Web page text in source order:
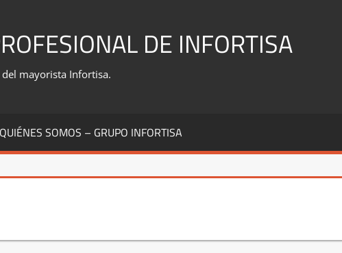
DE INFORTISA
mayorista Infortisa.
QUIÉNES SOMOS – GRUPO INFORTISA